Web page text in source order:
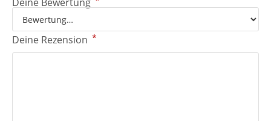
Deine Bewertung
Deine Rezension *